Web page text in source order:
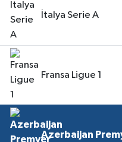
İtalya Serie A
Fransa Ligue 1
Azerbaijan